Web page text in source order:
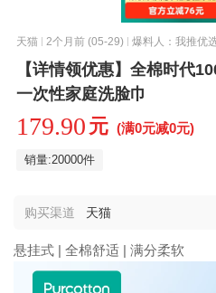
天猫 2个月前 (05-29) 爆料人：我推优
【详情领优惠】全棉时代
一次性家庭洗脸巾
179.90 元 (满0元减0元)
销量:20000件
购买渠道 天猫
悬挂式 | 全棉舒适 | 满分柔软